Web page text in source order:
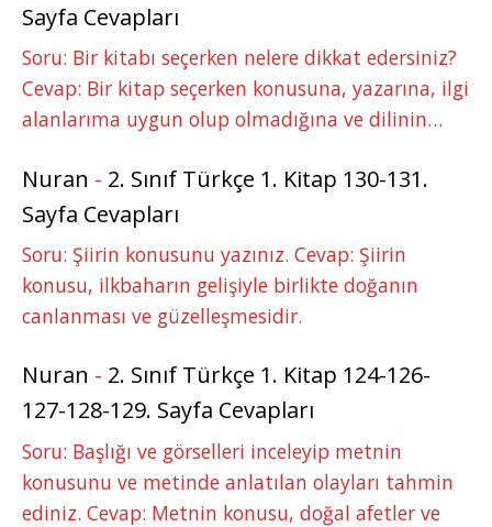
Sayfa Cevapları
Soru: Bir kitabı seçerken nelere dikkat edersiniz?
Cevap: Bir kitap seçerken konusuna, yazarına, ilgi
alanlarıma uygun olup olmadığına ve dilinin…
Nuran - 2. Sınıf Türkçe 1. Kitap 130-131.
Sayfa Cevapları
Soru: Şiirin konusunu yazınız. Cevap: Şiirin
konusu, ilkbaharın gelişiyle birlikte doğanın
canlanması ve güzelleşmesidir.
Nuran - 2. Sınıf Türkçe 1. Kitap 124-126-
127-128-129. Sayfa Cevapları
Soru: Başlığı ve görselleri inceleyip metnin
konusunu ve metinde anlatılan olayları tahmin
ediniz. Cevap: Metnin konusu, doğal afetler ve